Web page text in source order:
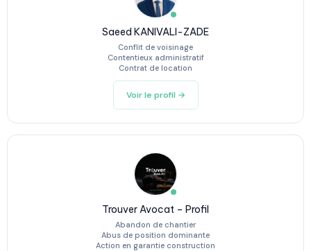
Saeed KANIVALI-ZADE
Conflit de voisinage
Contentieux administratif
Contrat de location
Voir le profil →
Trouver Avocat – Profil
Abandon de chantier
Abus de position dominante
Action en garantie construction